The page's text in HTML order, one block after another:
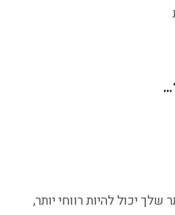
יכול להיות רווחי יותר,